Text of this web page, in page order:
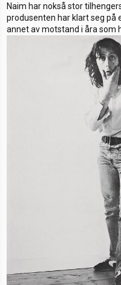
Naim har nokså stor
produsenten har klart seg på
annet av motstand i åra som